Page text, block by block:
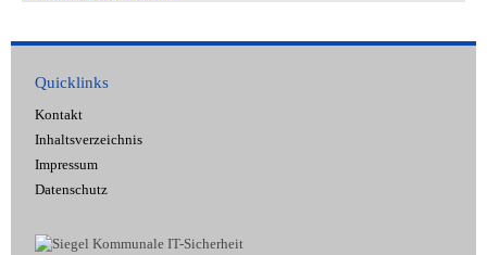
Quicklinks
Kontakt
Inhaltsverzeichnis
Impressum
Datenschutz